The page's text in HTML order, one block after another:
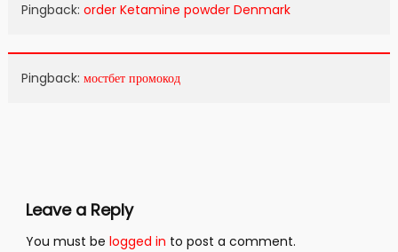
Pingback: order Ketamine powder Denmark
Pingback: мостбет промокод
Leave a Reply
You must be logged in to post a comment.